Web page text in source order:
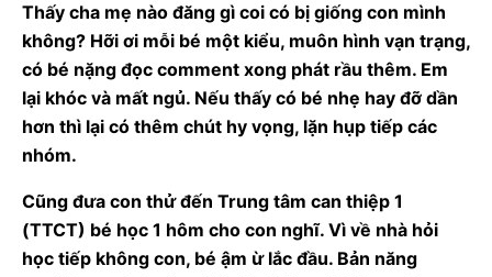
Thấy cha mẹ nào đăng gì coi có bị giống con mình
không? Hỡi ơi mỗi bé một kiểu, muôn hình vạn trạng,
có bé nặng đọc comment xong phát rầu thêm. Em
lại khóc và mất ngủ. Nếu thấy có bé nhẹ hay đỡ dần
hơn thì lại có thêm chút hy vọng, lặn hụp tiếp các
nhóm.
Cũng đưa con thử đến Trung tâm can thiệp 1
(TTCT) bé học 1 hôm cho con nghĩ. Vì về nhà hỏi
học tiếp không con, bé ậm ừ lắc đầu. Bản năng